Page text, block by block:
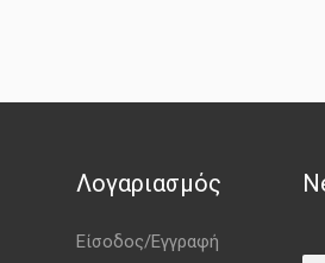
Λογαριασμός
Είσοδος/Εγγραφή